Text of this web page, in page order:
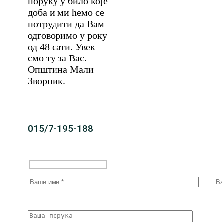
доба и ми ћемо се
потрудити да Вам
одговоримо у року
од 48 сати. Увек
смо ту за Вас.
Општина Мали
Зворник.
015/7-195-188